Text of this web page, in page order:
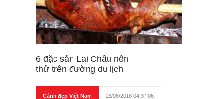
6 đặc sản Lai Châu nên
thử trên đường du lịch
Cảnh đẹp Việt Nam 26/08/2018 04:37:06